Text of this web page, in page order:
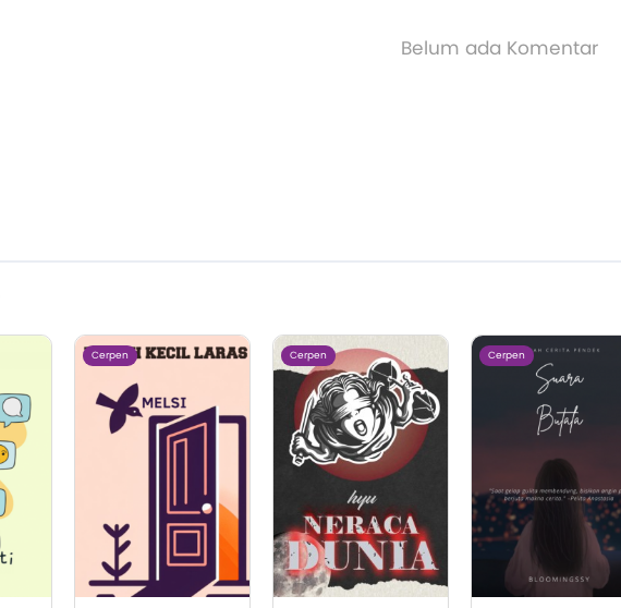
Belum ada Komentar
Cerpen Cerpen Cerpen